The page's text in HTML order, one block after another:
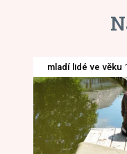
mladí lidé ve věku